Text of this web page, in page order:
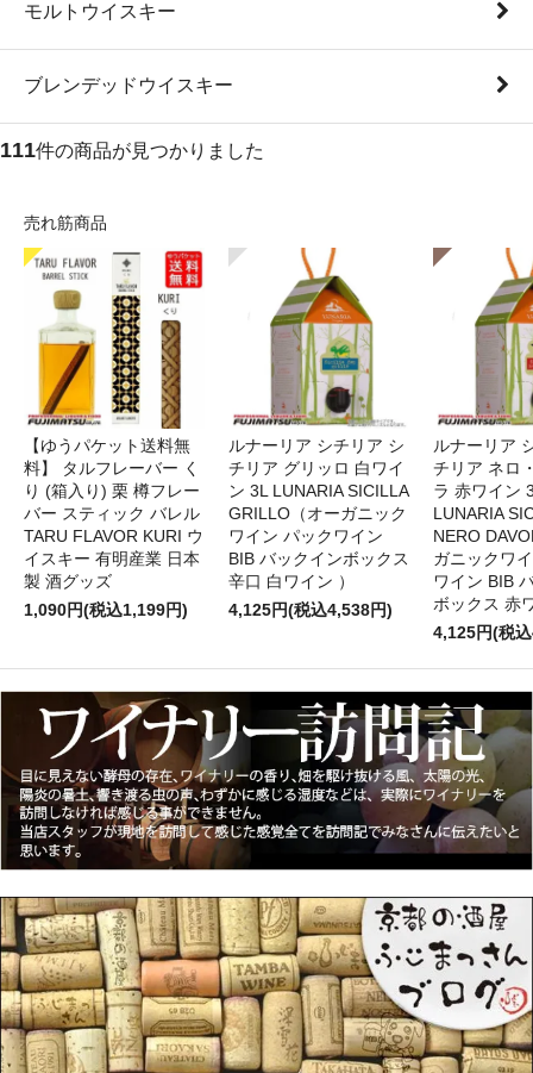
モルトウイスキー
ブレンデッドウイスキー
111件の商品が見つかりました
売れ筋商品
【ゆうパケット送料無
料】 タルフレーバー く
り (箱入り) 栗 樽フレー
バー スティック バレル
TARU FLAVOR KURI ウ
イスキー 有明産業 日本
製 酒グッズ
1,090円(税込1,199円)
ルナーリア シチリア シ
チリア グリッロ 白ワイ
ン 3L LUNARIA SICILLA
GRILLO（オーガニック
ワイン パックワイン
BIB バックインボックス
辛口 白ワイン ）
4,125円(税込4,538円)
ルナーリア
チリア ネロ
ラ 赤ワイ
LUNARIA
NERO
ガニックワ
ワイン BIB
ボックス 赤
4,125円(税